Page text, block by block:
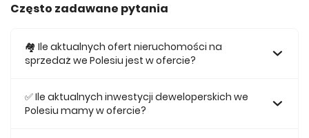
Często zadawane pytania
🏘️ Ile aktualnych ofert nieruchomości na
sprzedaż we Polesiu jest w ofercie?
we Polesiu.
✅ Ile aktualnych inwestycji deweloperskich we
Polesiu mamy w ofercie?